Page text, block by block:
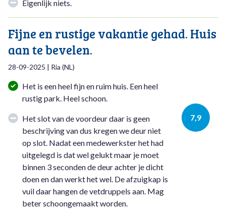
Eigenlijk niets.
Fijne en rustige vakantie gehad. Huis
aan te bevelen.
28-09-2025 | Ria (NL)
7,9
Het is een heel fijn en ruim huis. Een heel
rustig park. Heel schoon.
Het slot van de voordeur daar is geen
beschrijving van dus kregen we deur niet
op slot. Nadat een medewerkster het had
uitgelegd is dat wel gelukt maar je moet
binnen 3 seconden de deur achter je dicht
doen en dan werkt het wel. De afzuigkap is
vuil daar hangen de vetdruppels aan. Mag
beter schoongemaakt worden.